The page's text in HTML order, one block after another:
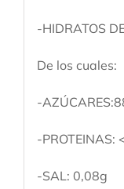
-HIDRATOS
De los cuales:
-
-PROTEINAS:
-SAL: 0,08g